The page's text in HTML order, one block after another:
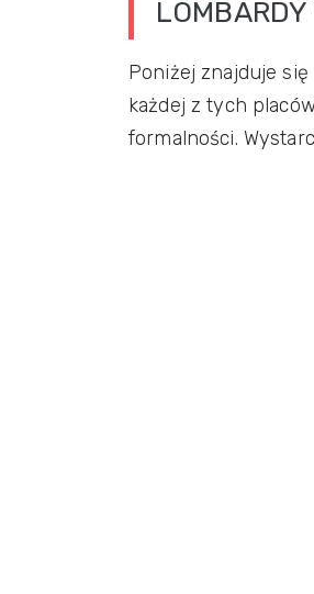
Poniżej znajduje się
każdej z tych
formalności.